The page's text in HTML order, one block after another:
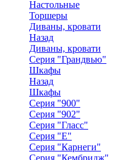
Настольные
Торшеры
Диваны, кровати
Назад
Диваны, кровати
Серия "Грандвью"
Шкафы
Назад
Шкафы
Серия "900"
Серия "902"
Серия "Гласс"
Серия "Е"
Серия "Карнеги"
Серия "Кембридж"